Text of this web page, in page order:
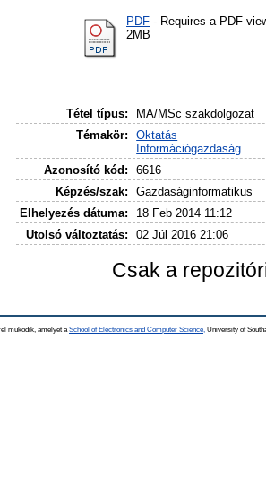
PDF - Requires a PDF
2MB
Tétel típus:
MA/MSc szakdolgozat
Témakör:
Oktatás
Információgazdaság
Azonosító kód:
6616
Képzés/szak:
Gazdaságinformatikus
Elhelyezés dátuma:
18 Feb 2014 11:12
Utolsó változtatás:
02 Júl 2016 21:06
Csak a
működik, amelyet a School of Electronics and Computer Science, University of